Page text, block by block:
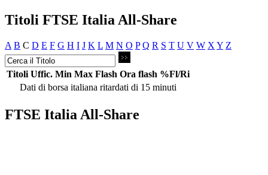
Titoli FTSE Italia All-Share
A B C D E F G H I J K L M N O P Q R S T U V W X Y Z
Titoli Uffic. Min Max Flash Ora flash %Fl/Ri
Dati di borsa italiana ritardati di 15 minuti
FTSE Italia All-Share